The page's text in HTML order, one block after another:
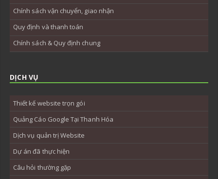
Chính sách vận chuyển, giao nhận
Quy định và thanh toán
Chính sách & Quy định chung
DỊCH VỤ
Thiết kế website trọn gói
Quảng Cáo Google Tại Thanh Hóa
Dịch vụ quản trị Website
Dự án đã thực hiện
Câu hỏi thường gặp